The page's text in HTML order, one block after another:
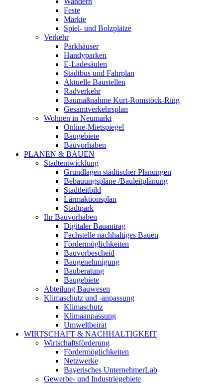
Feste
Märkte
Spiel- und Bolzplätze
Verkehr
Parkhäuser
Handyparken
E-Ladesäulen
Stadtbus und Fahrplan
Aktuelle Baustellen
Radverkehr
Baumaßnahme Kurt-Romstöck-Ring
Gesamtverkehrsplan
Wohnen in Neumarkt
Online-Mietspiegel
Baugebiete
Bauvorhaben
PLANEN & BAUEN
Stadtentwicklung
Grundlagen städtischer Planungen
Bebauungspläne /Bauleitplanung
Stadtleitbild
Lärmaktionsplan
Stadtpark
Ihr Bauvorhaben
Digitaler Bauantrag
Fachstelle nachhaltiges Bauen
Fördermöglichkeiten
Bauvorbescheid
Baugenehmigung
Bauberatung
Baugebiete
Abteilung Bauwesen
Klimaschutz und -anpassung
Klimaschutz
Klimaanpassung
Umweltbeirat
WIRTSCHAFT & NACHHALTIGKEIT
Wirtschaftsförderung
Fördermöglichkeiten
Netzwerke
Bayerisches UnternehmerLab
Gewerbe- und Industriegebiete